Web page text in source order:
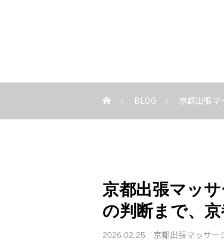
BLOG 京都出張マ
京都出張マッ
の判断まで、
2026.02.25 京都出張マッサー